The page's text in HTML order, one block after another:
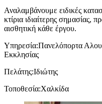
Αναλαμβάνουμε ειδικές
κτίρια ιδιαίτερης σημασίας,
αισθητική κάθε έργου.
Υπηρεσία:Πανελόπορτα
Εκκλησίας
Πελάτης:Ιδιώτης
Τοποθεσία:Χαλκίδα